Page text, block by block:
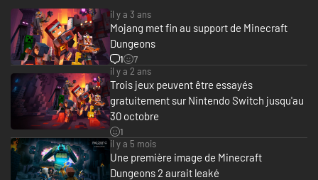
Épique!
Explorez des niveaux remplis de trésors dans une quête pour faire tomber
le terrible Arch-Illageois!
il y a 3 ans
Mojang met fin au support de Minecraft
Dungeons
1
7
il y a 2 ans
Trois jeux peuvent être essayés
gratuitement sur Nintendo Switch jusqu'au
30 octobre
1
il y a 5 mois
Une première image de Minecraft
Dungeons 2 aurait leaké